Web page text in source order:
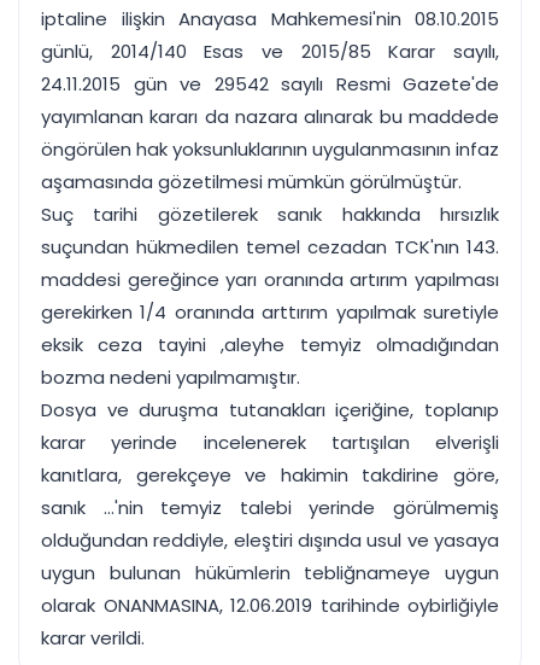
iptaline ilişkin Anayasa Mahkemesi'nin 08.10.2015
günlü, 2014/140 Esas ve 2015/85 Karar sayılı,
24.11.2015 gün ve 29542 sayılı Resmi Gazete'de
yayımlanan kararı da nazara alınarak bu maddede
öngörülen hak yoksunluklarının uygulanmasının infaz
aşamasında gözetilmesi mümkün görülmüştür.
Suç tarihi gözetilerek sanık hakkında hırsızlık
suçundan hükmedilen temel cezadan TCK'nın 143.
maddesi gereğince yarı oranında artırım yapılması
gerekirken 1/4 oranında arttırım yapılmak suretiyle
eksik ceza tayini ,aleyhe temyiz olmadığından
bozma nedeni yapılmamıştır.
Dosya ve duruşma tutanakları içeriğine, toplanıp
karar yerinde incelenerek tartışılan elverişli
kanıtlara, gerekçeye ve hakimin takdirine göre,
sanık ...'nin temyiz talebi yerinde görülmemiş
olduğundan reddiyle, eleştiri dışında usul ve yasaya
uygun bulunan hükümlerin tebliğnameye uygun
olarak ONANMASINA, 12.06.2019 tarihinde oybirliğiyle
karar verildi.